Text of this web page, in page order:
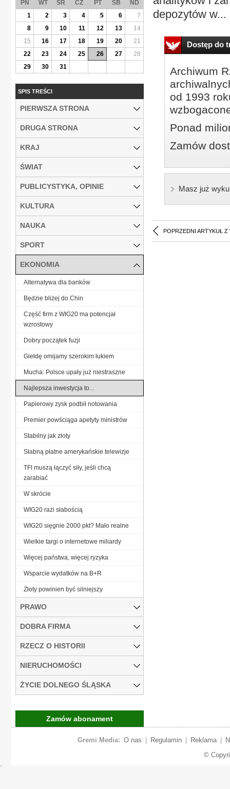
depozytów w...
Dostęp do
Archiwum
od 1993
Ponad
Zamów
Masz już
POPRZEDNI ARTYKUŁ Z
PN WT ŚR CZ PT SB
ND
1
2 3 4 5 6
7
8
9 10 11 12 13
14
15
16 17 18 19 20
21
22
23 24 25 26 27
28
29
30 31
SPIS TREŚCI
PIERWSZA STRONA
DRUGA STRONA
KRAJ
ŚWIAT
PUBLICYSTYKA, OPINIE
KULTURA
NAUKA
SPORT
EKONOMIA
Alternatywa dla banków
Będzie bliżej do Chin
Część firm z WIG20 ma potencjał
wzrostowy
Dobry początek fuzji
Giełdę omijamy szerokim łukiem
Mucha: Polsce upały już niestraszne
Najlepsza inwestycja to...
Papierowy zysk podbił notowania
Premier powściąga apetyty ministrów
Stabilny jak złoty
Słabną płatne amerykańskie telewizje
TFI muszą łączyć siły, jeśli chcą
zarabiać
W skrócie
WIG20 razi słabością
WIG20 sięgnie 2000 pkt? Mało realne
Wielkie targi o internetowe miliardy
Więcej państwa, więcej ryzyka
Wsparcie wydatków na B+R
Złoty powinien być silniejszy
PRAWO
DOBRA FIRMA
RZECZ O HISTORII
NIERUCHOMOŚCI
ŻYCIE DOLNEGO ŚLĄSKA
Zamów abonament
Gremi Media: O nas Regulamin Reklama
©